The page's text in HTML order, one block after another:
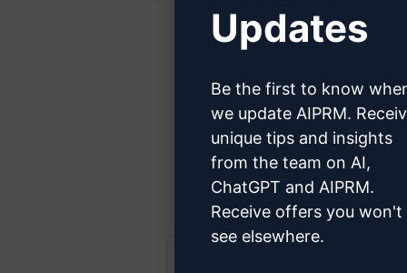
Tente
Etapa 1:
Updates
Be the first to know
we update AIPRM.
unique tips and insights
from the team on AI,
ChatGPT and AIPRM.
Receive offers you won't
see elsewhere.